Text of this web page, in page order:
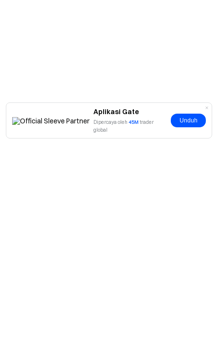
Aplikasi Gate
Dipercaya oleh 45M trader
global
Unduh